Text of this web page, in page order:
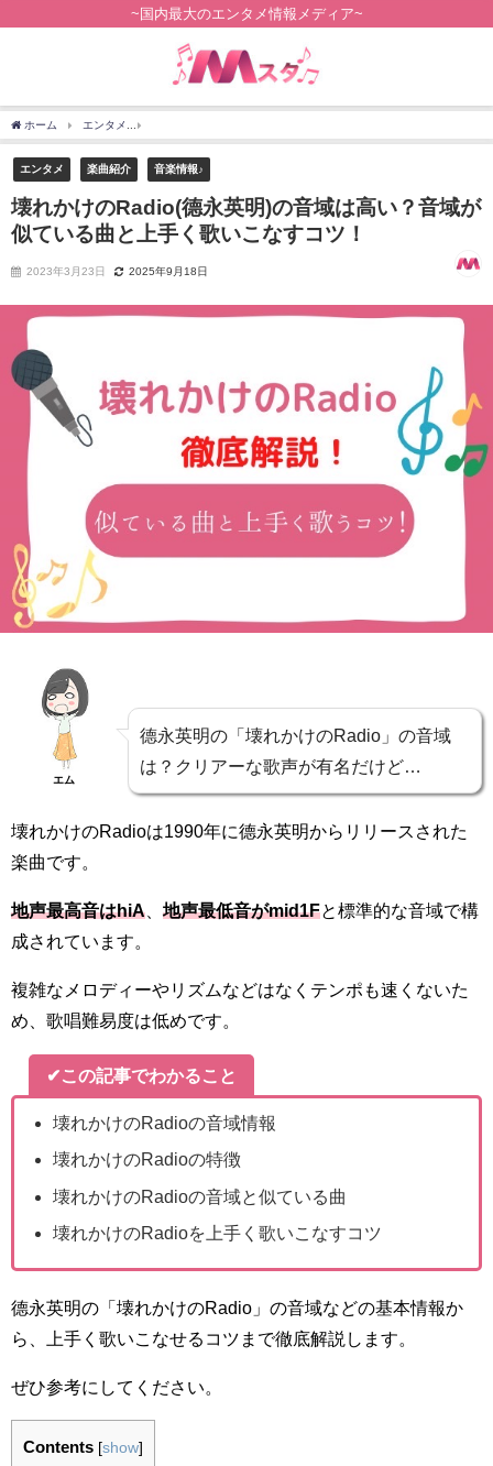
~国内最大のエンタメ情報メディア~
ホーム エンタメ
エンタメ 楽曲紹介 音楽情報♪
壊れかけのRadio(德永英明)の音域は高い？音域が
似ている曲と上手く歌いこなすコツ！
2023年3月23日 2025年9月18日
エム
德永英明の「壊れかけのRadio」の音域
は？クリアーな歌声が有名だけど…
壊れかけのRadioは1990年に德永英明からリリースされた
楽曲です。
地声最高音はhiA 地声最低音がmid1Fと標準的な音域で構
成されています。
複雑なメロディーやリズムなどはなくテンポも速くないた
め、歌唱難易度は低めです。
✔この記事でわかること
壊れかけのRadioの音域情報
壊れかけのRadioの特徴
壊れかけのRadioの音域と似ている曲
壊れかけのRadioを上手く歌いこなすコツ
德永英明の「壊れかけのRadio」の音域などの基本情報か
ら、上手く歌いこなせるコツまで徹底解説します。
ぜひ参考にしてください。
Contents [show]